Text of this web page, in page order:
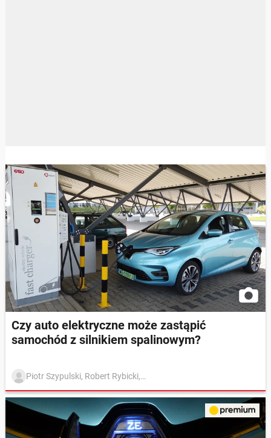
Czy auto elektryczne może zastąpić
samochód z silnikiem spalinowym?
Piotr Szypulski, Robert Rybicki, Marcin Matus, Andrzej Jedynak